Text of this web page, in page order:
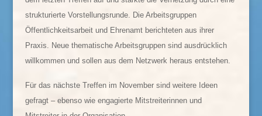
strukturierte Vorstellungsrunde. Die Arbeitsgruppen
Öffentlichkeitsarbeit und Ehrenamt berichteten aus ihrer
Praxis. Neue thematische Arbeitsgruppen sind ausdrücklich
willkommen und sollen aus dem Netzwerk heraus entstehen.
Für das nächste Treffen im November sind weitere Ideen
gefragt – ebenso wie engagierte Mitstreiterinnen und